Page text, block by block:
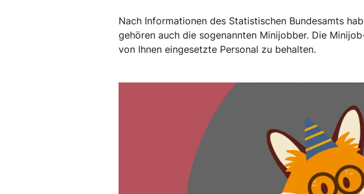
Nach Informationen des Statistischen Bundesamts
gehören auch die sogenannten Minijobber. Die
von Ihnen eingesetzte Personal zu behalten.